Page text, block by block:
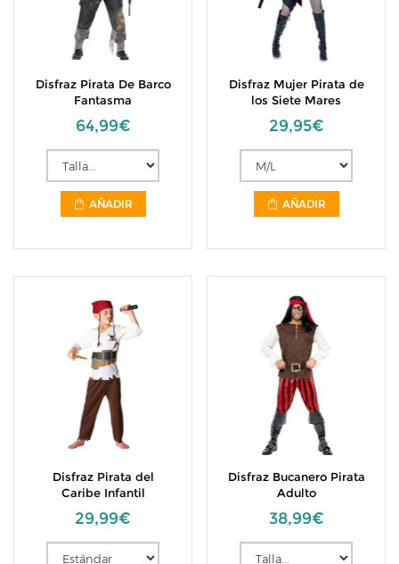
Disfraz Pirata De Barco
Fantasma
64,99€
AÑADIR
Disfraz Mujer Pirata de
los Siete Mares
29,95€
AÑADIR
Disfraz Pirata del
Caribe Infantil
29,99€
Disfraz Bucanero Pirata
Adulto
38,99€